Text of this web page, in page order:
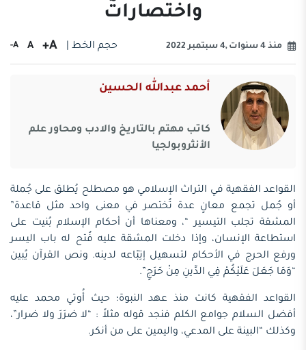
واختصاراتٌ
منذ 4 سنوات ,4 سبتمبر 2022 حجم الخط | A+
A
A-
أحمد عبدالله الحسين
كاتب مهتم بالتاريخ والادب ومحاور علم
الأنثروبولجيا
القواعد الفقهية في التراث الإسلامي هو مصطلح يُطلق على جُملة
أو جُمل تجمع معانٍ عدة تُختصر في معنى واحد مثل قاعدة”
المشقة تجلب التيسير “، ومعناها أن أحكام الإسلام بُنيت على
استطاعة الإنسان، وإذا دخلت المشقة عليه فُتح له باب اليسر
ورفع الحرج في الأحكام لتسهيل إتِبّاعه لدينه. ونص القرآن يُبين
“وَمَا جَعَلَ عَلَيْكُمْ فِي الدِّينِ مِنْ حَرَجٍ”.
القواعد الفقهية كانت منذ عهد النبوة؛ حيث أُوتي محمد عليه
أفضل السلام جوامع الكلم فنجد قوله مثلاً : “لا ضرَرَ ولا ضرار”،
وكذلك “البينة على المدعي، واليمين على من أنكر.